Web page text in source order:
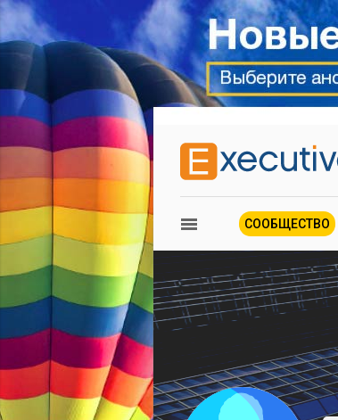
СООБЩЕСТВО